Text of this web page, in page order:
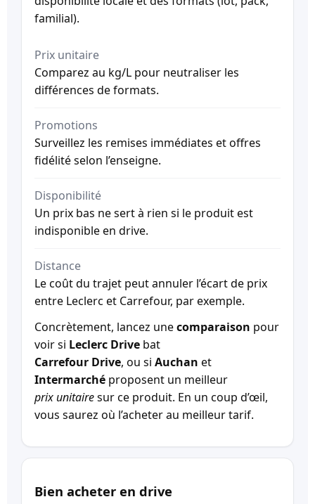
familial).
Prix unitaire
Comparez au kg/L pour neutraliser les
différences de formats.
Promotions
Surveillez les remises immédiates et offres
fidélité selon l’enseigne.
Disponibilité
Un prix bas ne sert à rien si le produit est
indisponible en drive.
Distance
Le coût du trajet peut annuler l’écart de prix
entre Leclerc et Carrefour, par exemple.
Concrètement, lancez unecomparaison pour
voir si Leclerc Drive bat
Carrefour Drive, ou si Auchan et
Intermarché proposent un meilleur
prix unitairesur ce produit. En un coup d’œil,
vous saurez où l’acheter au meilleur tarif.
Bien acheter en drive